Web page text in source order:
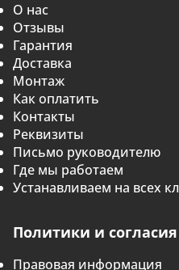
О нас
Отзывы
Гарантия
Доставка
Монтаж
Как оплатить
Контакты
Реквизиты
Письмо руководителю
Где мы работаем
Устанавливаем на всех
Политики и согласия
Правовая информация